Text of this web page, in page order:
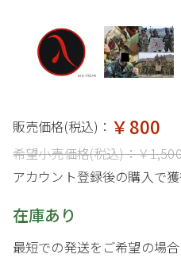
販売価格(税込)： ￥800
希望小売価格(税込)：￥
アカウント登録後の購入で
在庫あり
最短での発送をご希望の場